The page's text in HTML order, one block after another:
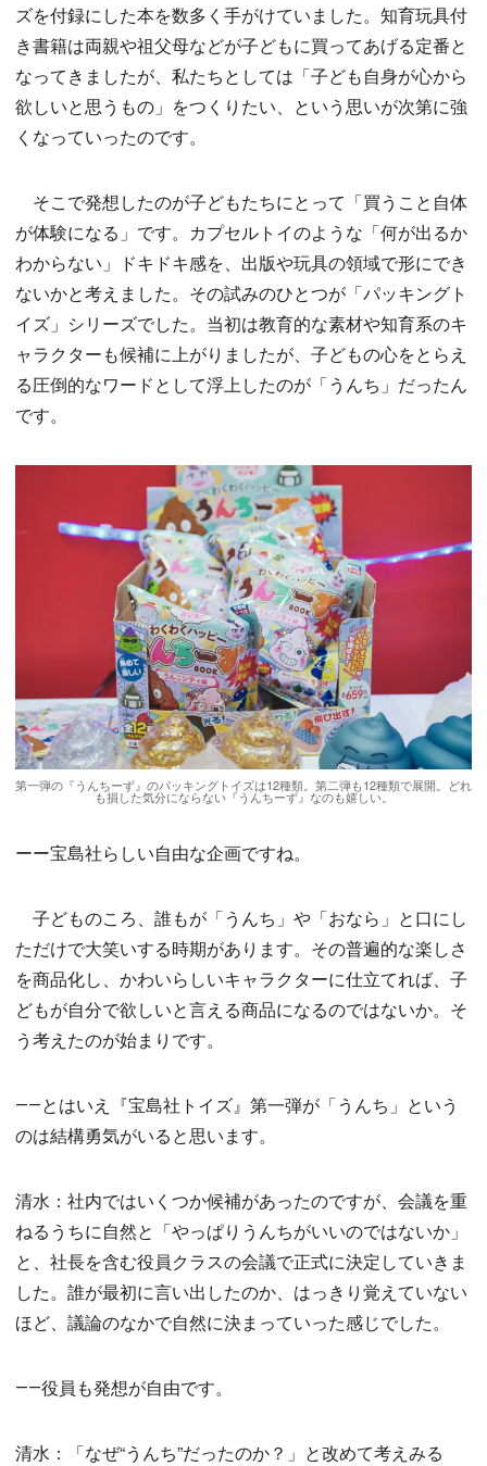
ズを付録にした本を数多く手がけていました。知育玩具付
き書籍は両親や祖父母などが子どもに買ってあげる定番と
なってきましたが、私たちとしては「子ども自身が心から
欲しいと思うもの」をつくりたい、という思いが次第に強
くなっていったのです。
そこで発想したのが子どもたちにとって「買うこと自体
が体験になる」です。カプセルトイのような「何が出るか
わからない」ドキドキ感を、出版や玩具の領域で形にでき
ないかと考えました。その試みのひとつが「パッキングト
イズ」シリーズでした。当初は教育的な素材や知育系のキ
ャラクターも候補に上がりましたが、子どもの心をとらえ
る圧倒的なワードとして浮上したのが「うんち」だったん
です。
第一弾の『うんちーず』のパッキングトイズは12種類。第二弾も12種類で展開。どれ
も損した気分にならない『うんちーず』なのも嬉しい。
ーー宝島社らしい自由な企画ですね。
子どものころ、誰もが「うんち」や「おなら」と口にし
ただけで大笑いする時期があります。その普遍的な楽しさ
を商品化し、かわいらしいキャラクターに仕立てれば、子
どもが自分で欲しいと言える商品になるのではないか。そ
う考えたのが始まりです。
――とはいえ『宝島社トイズ』第一弾が「うんち」という
のは結構勇気がいると思います。
清水：社内ではいくつか候補があったのですが、会議を重
ねるうちに自然と「やっぱりうんちがいいのではないか」
と、社長を含む役員クラスの会議で正式に決定していきま
した。誰が最初に言い出したのか、はっきり覚えていない
ほど、議論のなかで自然に決まっていった感じでした。
――役員も発想が自由です。
清水：「なぜ“うんち”だったのか？」と改めて考えみる